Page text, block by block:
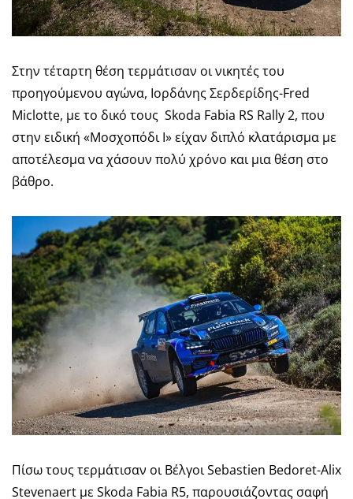
Στην τέταρτη θέση τερμάτισαν οι νικητές του
προηγούμενου αγώνα, Ιορδάνης Σερδερίδης-Fred
Miclotte, με το δικό τους Skoda Fabia RS Rally 2, που
στην ειδική «Μοσχοπόδι Ι» είχαν διπλό κλατάρισμα με
αποτέλεσμα να χάσουν πολύ χρόνο και μια θέση στο
βάθρο.
Πίσω τους τερμάτισαν οι Βέλγοι Sebastien Bedoret-Alix
Stevenaert με Skoda Fabia R5, παρουσιάζοντας σαφή